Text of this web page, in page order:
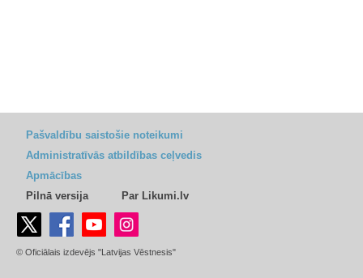
Pašvaldību saistošie noteikumi
Administratīvās atbildības ceļvedis
Apmācības
Pilnā versija
Par Likumi.lv
© Oficiālais izdevējs "Latvijas Vēstnesis"